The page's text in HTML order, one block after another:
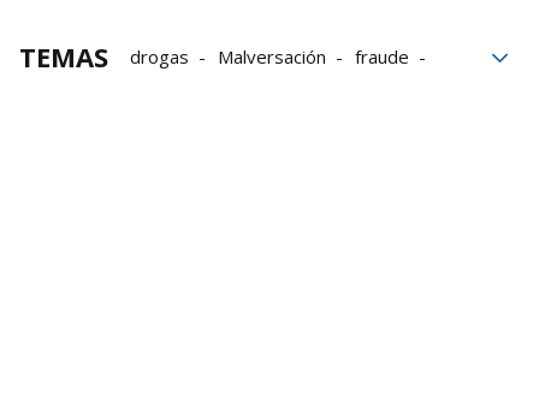
TEMAS drogas Malversación
fraude